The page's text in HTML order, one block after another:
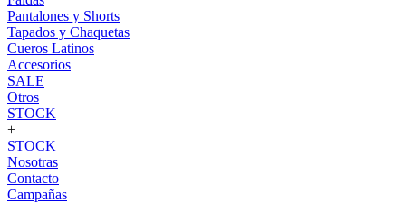
Pantalones y Shorts
Tapados y Chaquetas
Cueros Latinos
Accesorios
SALE
Otros
STOCK
+
STOCK
Nosotras
Contacto
Campañas